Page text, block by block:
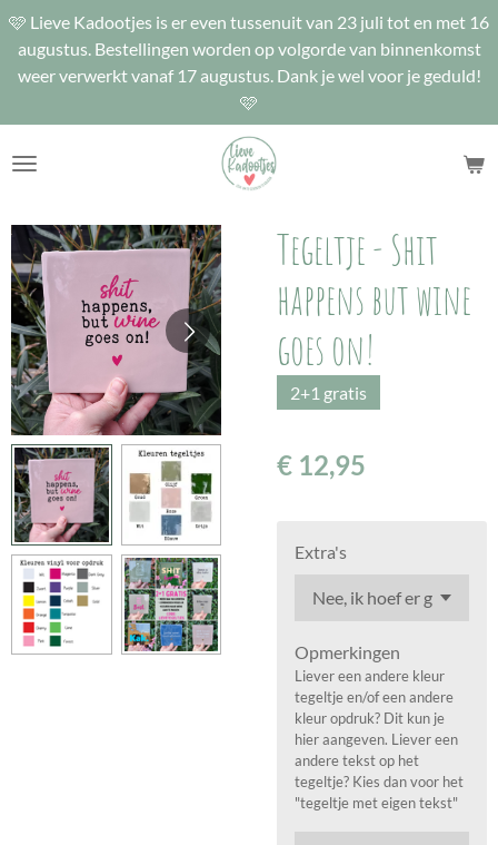
Ga
direct
naar
hoofdinhoud
🩷 Lieve Kadootjes is er even tussenuit van 23 juli tot en met 16
augustus. Bestellingen worden op volgorde van binnenkomst
weer verwerkt vanaf 17 augustus. Dank je wel voor je geduld!
🩷
Tegeltje - Shit
happens but wine
goes on!
2+1 gratis
€ 12,95
Extra's
Opmerkingen
Liever een andere kleur
tegeltje en/of een andere
kleur opdruk? Dit kun je
hier aangeven. Liever een
andere tekst op het
tegeltje? Kies dan voor het
"tegeltje met eigen tekst"